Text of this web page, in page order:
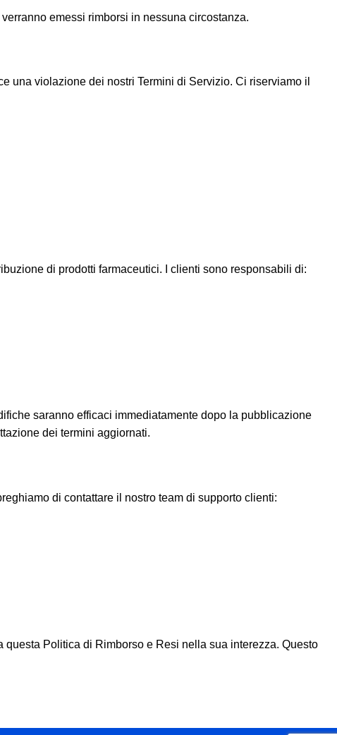
emessi rimborsi in nessuna circostanza.
una violazione dei nostri Termini di Servizio. Ci riserviamo il
di prodotti farmaceutici. I clienti sono responsabili di:
saranno efficaci immediatamente dopo la pubblicazione
dei termini aggiornati.
di contattare il nostro team di supporto clienti:
Politica di Rimborso e Resi nella sua interezza. Questo